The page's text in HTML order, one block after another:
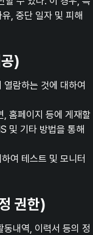
, 중단 일자 및 피해
)
람하는 것에 대하여
홈페이지 등에 게재할
및 기타 방법을 통해
여 테스트 및 모니터
권한)
내역, 이력서 등의 정